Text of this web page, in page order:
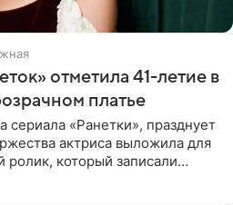
отметила 41-летие в
платье
сериала «Ранетки», празднует
актриса выложила для
который записали